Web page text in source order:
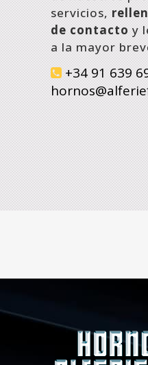
servicios,
de contacto y
a la mayor
+34 91 639